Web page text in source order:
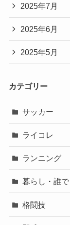
2025年7月
2025年6月
2025年5月
カテゴリー
サッカー
ライコレ
ランニング
暮らし・誰
格闘技